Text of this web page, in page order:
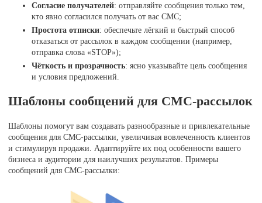
Согласие получателей: отправляйте сообщения только тем,
кто явно согласился получать от вас СМС;
Простота отписки: обеспечьте лёгкий и быстрый способ
отказаться от рассылок в каждом сообщении (например,
отправка слова «STOP»);
Чёткость и прозрачность: ясно указывайте цель сообщения
и условия предложений.
Шаблоны сообщений для СМС-рассылок
Шаблоны помогут вам создавать разнообразные и привлекательные
сообщения для СМС-рассылки, увеличивая вовлеченность клиентов
и стимулируя продажи. Адаптируйте их под особенности вашего
бизнеса и аудитории для наилучших результатов. Примеры
сообщений для СМС-рассылки: